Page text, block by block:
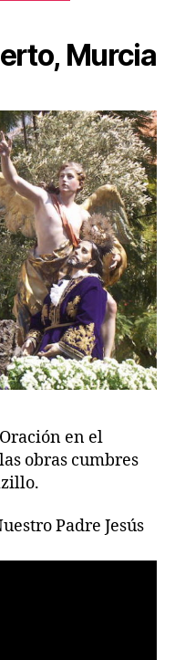
Murcia
en el
obras cumbres
Padre Jesús